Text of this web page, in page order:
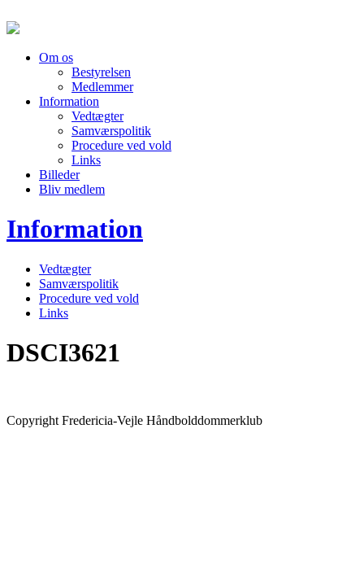
Om os
Bestyrelsen
Medlemmer
Information
Vedtægter
Samværspolitik
Procedure ved vold
Links
Billeder
Bliv medlem
Information
Vedtægter
Samværspolitik
Procedure ved vold
Links
DSCI3621
Copyright Fredericia-Vejle Håndbolddommerklub